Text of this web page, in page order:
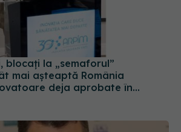
blocați la „semaforul”
mai așteaptă România
deja aprobate în